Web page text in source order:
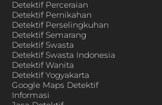
Detektif Perceraian
Detektif Pernikahan
Detektif Perselingkuhan
Detektif Semarang
Detektif Swasta
Detektif Swasta Indonesia
Detektif Wanita
Detektif Yogyakarta
Google Maps Detektif
Informasi